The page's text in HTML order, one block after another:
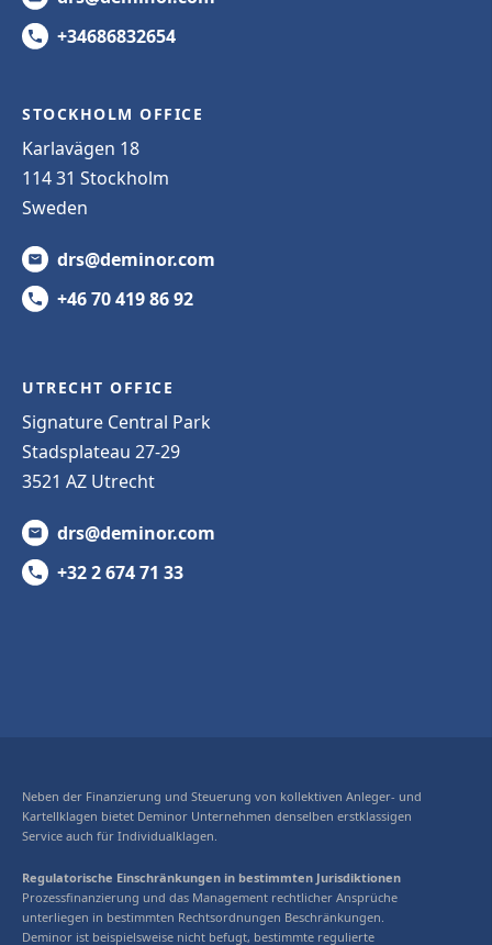
+34686832654
STOCKHOLM OFFICE
Karlavägen 18
114 31 Stockholm
Sweden
drs@deminor.com
+46 70 419 86 92
UTRECHT OFFICE
Signature Central Park
Stadsplateau 27-29
3521 AZ Utrecht
drs@deminor.com
+32 2 674 71 33
Neben der Finanzierung und Steuerung von kollektiven Anleger- und
Kartellklagen bietet Deminor Unternehmen denselben erstklassigen
Service auch für Individualklagen.
Regulatorische Einschränkungen in bestimmten Jurisdiktionen
Prozessfinanzierung und das Management rechtlicher Ansprüche
unterliegen in bestimmten Rechtsordnungen Beschränkungen.
Deminor ist beispielsweise nicht befugt, bestimmte regulierte